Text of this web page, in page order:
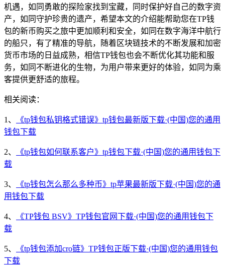
机遇，如同勇敢的探险家找到宝藏，同时保护好自己的数字资
产，如同守护珍贵的遗产，希望本文的介绍能帮助您在TP钱
包的新币购买之旅中更加顺利和安全，如同在数字海洋中航行
的船只，有了精准的导航，随着区块链技术的不断发展和加密
货币市场的日益成熟，相信TP钱包也会不断优化其功能和服
务，如同不断进化的生物，为用户带来更好的体验，如同为乘
客提供更舒适的旅程。
相关阅读：
1、
《tp钱包私钥格式错误》tp钱包最新版下载·(中国)您的通用
钱包下载
2、
《tp钱包如何联系客户》tp钱包下载·(中国)您的通用钱包下
载
3、
《tp钱包怎么那么多种币》tp苹果最新版下载·(中国)您的通
用钱包下载
4、
《TP钱包 BSV》TP钱包官网下载·(中国)您的通用钱包下
载
5、
《tp钱包添加cro链》TP钱包正版下载·(中国)您的通用钱包
下载